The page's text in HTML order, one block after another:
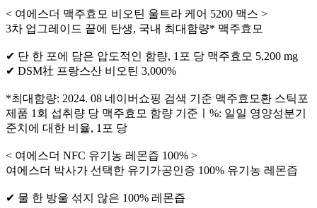
< 여에스더 맥주효모 비오틴 울트라 케어 5200 맥스 >
3차 업그레이드 끝에 탄생, 국내 최대함량* 맥주효모
✔ 단 한 포에 담은 압도적인 함량, 1포 당 맥주효모 5,200 mg
✔ DSM社 프랑스산 비오틴 3,000%
*최대함량: 2024. 08 네이버쇼핑 검색 기준 맥주효모환 스틱포
제품 1회 섭취량 당 맥주효모 함량 기준ㅣ%: 일일 영양성분기
준치에 대한 비율, 1포 당
< 여에스더 NFC 유기농 레몬즙 100% >
여에스더 박사가 선택한 유기가공인증 100% 유기농 레몬즙
✔ 물 한 방울 섞지 않은 100% 레몬즙